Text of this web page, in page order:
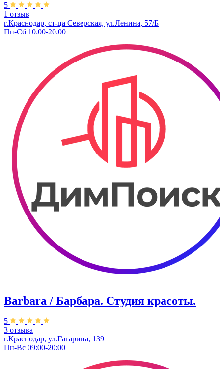
5
1 отзыв
г.Краснодар, ст-ца Северская, ул.Ленина, 57/Б
Пн-Сб 10:00-20:00
Barbara / Барбара. Студия красоты.
5
3 отзыва
г.Краснодар, ул.Гагарина, 139
Пн-Вс 09:00-20:00